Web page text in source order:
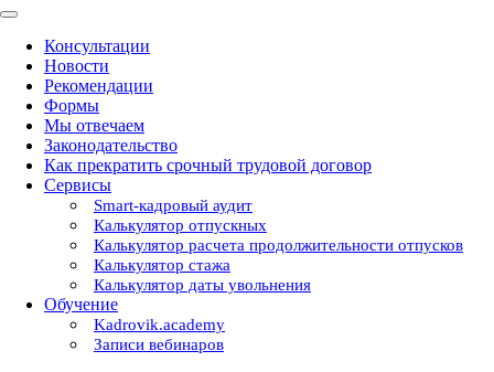
Консультации
Новости
Рекомендации
Формы
Мы отвечаем
Законодательство
Как прекратить срочный трудовой договор
Сервисы
Smart-кадровый аудит
Калькулятор отпускных
Калькулятор расчета продолжительности отпусков
Калькулятор стажа
Калькулятор даты увольнения
Обучение
Kadrovik.academy
Записи вебинаров